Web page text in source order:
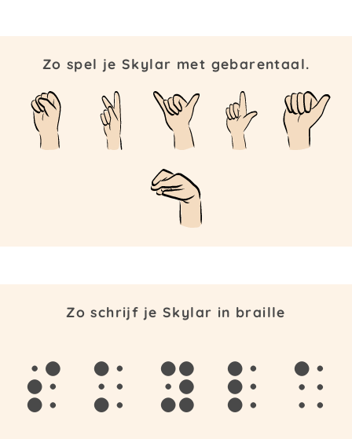
Zo spel je Skylar met gebarentaal.
Zo schrijf je Skylar in braille
s k y l a